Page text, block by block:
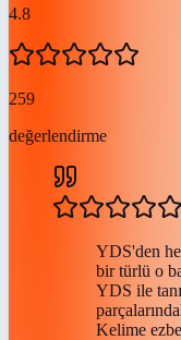
4.8
259
değerlendirme
YDS'den
bir türlü o
YDS ile
Kelime